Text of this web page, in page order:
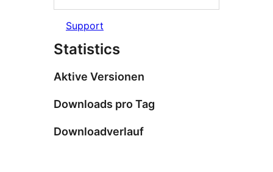
Support
Statistics
Aktive Versionen
Downloads pro Tag
Downloadverlauf